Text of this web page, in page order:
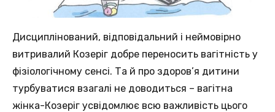
Дисциплінований, відповідальний і неймовірно
витривалий Козеріг добре переносить вагітність у
фізіологічному сенсі. Та й про здоров’я дитини
турбуватися взагалі не доводиться – вагітна
жінка-Козеріг усвідомлює всю важливість цього